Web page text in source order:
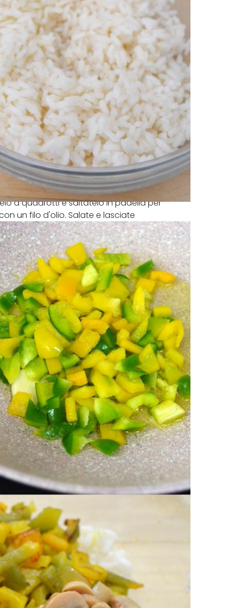
a quadrotti e saltatelo in padella per
un filo d'olio. Salate e lasciate
denocciolate.